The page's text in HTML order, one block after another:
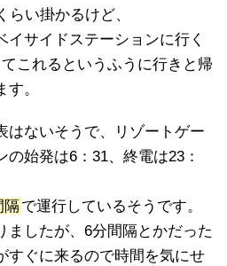
らい掛かるけど、
イサイドステーションに行く
これるというふうに行きと帰
。
はないそうで、リゾートゲー
の始発は6：31、終電は23：
隔 で運行しているそうです。
ましたが、6分間隔とかだった
すぐに来るので時間を気にせ